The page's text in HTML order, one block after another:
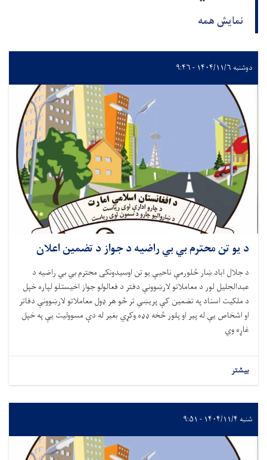
نمایش همه
دوشنبه ۱۴۰۴/۱۱/۶ - ۹:۴۶
د يو تن محترم بي بي راضيه د جواز د تضمين اعلان
د جلال اباد ښار څلورمې ناحیې يو تن اوسیدونکى محترم بي بي راضيه د
عبدالجلیل لور د معاملاتو لارښوونې دفتر د فعالولو جواز اخيستلو لپاره خپل
د ملکيت اسناد په تضمین کې پريښي تر څو هر ډول معاملاتو لارښوونې دفاتر
او اشخاص يې له پير او پلور څخه ډډه وکړي بغير له دې مسوولیت يې په خپل
غاړه وي
بیشتر
شنبه ۱۴۰۴/۱۱/۴ - ۹:۵۱